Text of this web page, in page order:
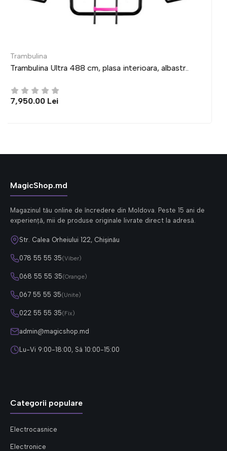
albastr.. Trambulina Ultra 435 cm, plasa
MagicShop.md
Magazinul tău online de încredere din Moldova. Peste 15 ani de
experiență, mii de produse originale livrate direct la adresă.
Str. Calea Orheiului 122, Chișinău
078 55 55 35(Viber)
068 55 55 35(Orange)
067 55 55 35(Unite)
022 55 55 35(Fix)
admin@magicshop.md
Lu-Vi 9:00-18:00, Sâ 10:00-15:00
Categorii populare
Electrocasnice
Electronice